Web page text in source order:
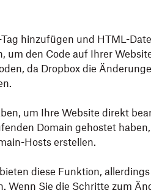
hinzufügen und HTML-
um den Code auf Ihrer
da Dropbox die
um Ihre Website direkt
Domain gehostet
Hosts erstellen.
diese Funktion,
Wenn Sie die Schritte zum